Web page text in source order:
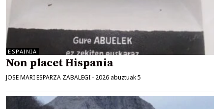
ESPAINIA
Non placet Hispania
JOSE MARI ESPARZA ZABALEGI - 2026 abuztuak 5